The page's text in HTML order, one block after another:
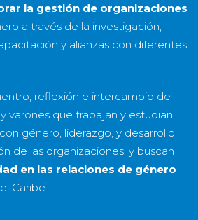
la gestión de organizaciones
a través de la investigación,
y alianzas con diferentes
reflexión e intercambio de
varones que trabajan y estudian
género, liderazgo, y desarrollo
de las organizaciones, y buscan
en las relaciones de género
Caribe.